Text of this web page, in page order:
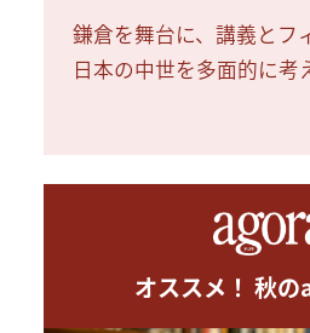
鎌倉を舞台に、講義とフ
日本の中世を多面的に考
オススメ！ 秋